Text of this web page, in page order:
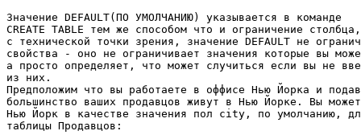
Значение DEFAULT(ПО УМОЛЧАНИЮ) указывается в команде
CREATE TABLE тем же способом что и ограничение
с технической точки зрения, значение DEFAULT не
свойства - оно не ограничивает значения которые вы
а просто определяет, что может случиться если вы не
из них.
Предположим что вы работаете в оффисе Нью Йорка и
большинство ваших продавцов живут в Нью Йорке. Вы
Нью Йорк в качестве значения пол city, по умолчанию,
таблицы Продавцов: